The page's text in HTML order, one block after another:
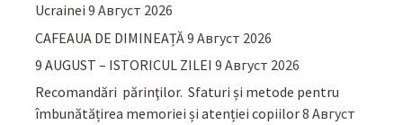
Ucrainei 9 Август 2026
CAFEAUA DE DIMINEAȚĂ9 Август 2026
9 AUGUST – ISTORICUL ZILEI 9 Август 2026
Recomandări părinţilor. Sfaturi și metode pentru
îmbunătățirea memoriei și atenției copiilor8 Август